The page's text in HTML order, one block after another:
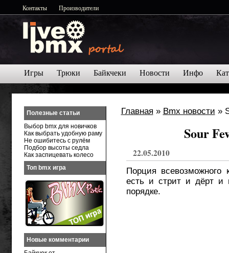
Контакты Производители
Игры Трюки Байкчеки Новости Инфо
Главная » Bmx новости »
Sour
22.05.2010
Порция всевозможного
есть и стрит и дёрт и
порядке.
Полезные статьи
Выбор bmx для новичков
Как выбрать удобную раму
Не ошибитесь с рулём
Подбор высоты седла
Как заспицевать колесо
Топ bmx игра
Новые комментарии